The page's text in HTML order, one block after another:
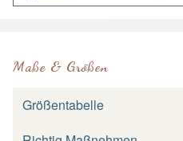
Maße & Größen
Größentabelle